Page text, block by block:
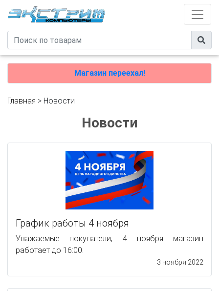
Магазин переехал!
Главная > Новости
Новости
График работы 4 ноября
Уважаемые покупатели, 4 ноября магазин
работает до 16:00.
3 ноября 2022